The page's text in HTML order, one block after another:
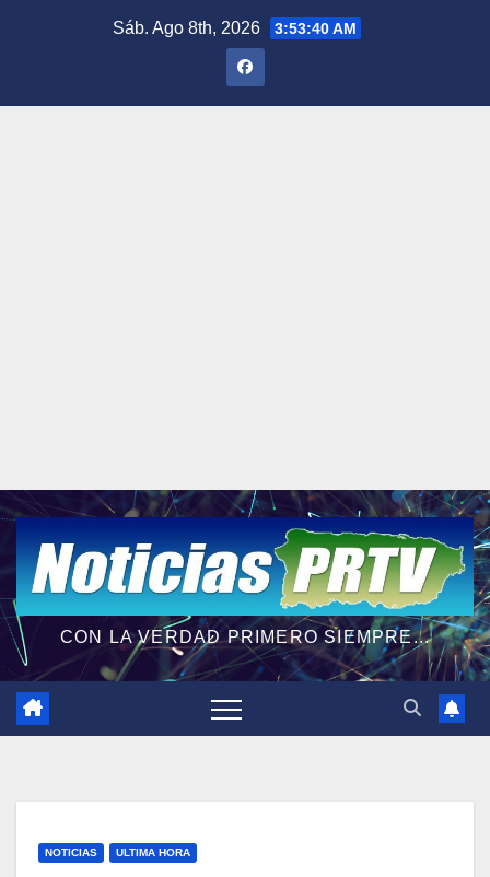
Sáb. Ago 8th, 2026 3:53:41 AM
CON LA VERDAD PRIMERO SIEMPRE...
NOTICIAS ULTIMA HORA